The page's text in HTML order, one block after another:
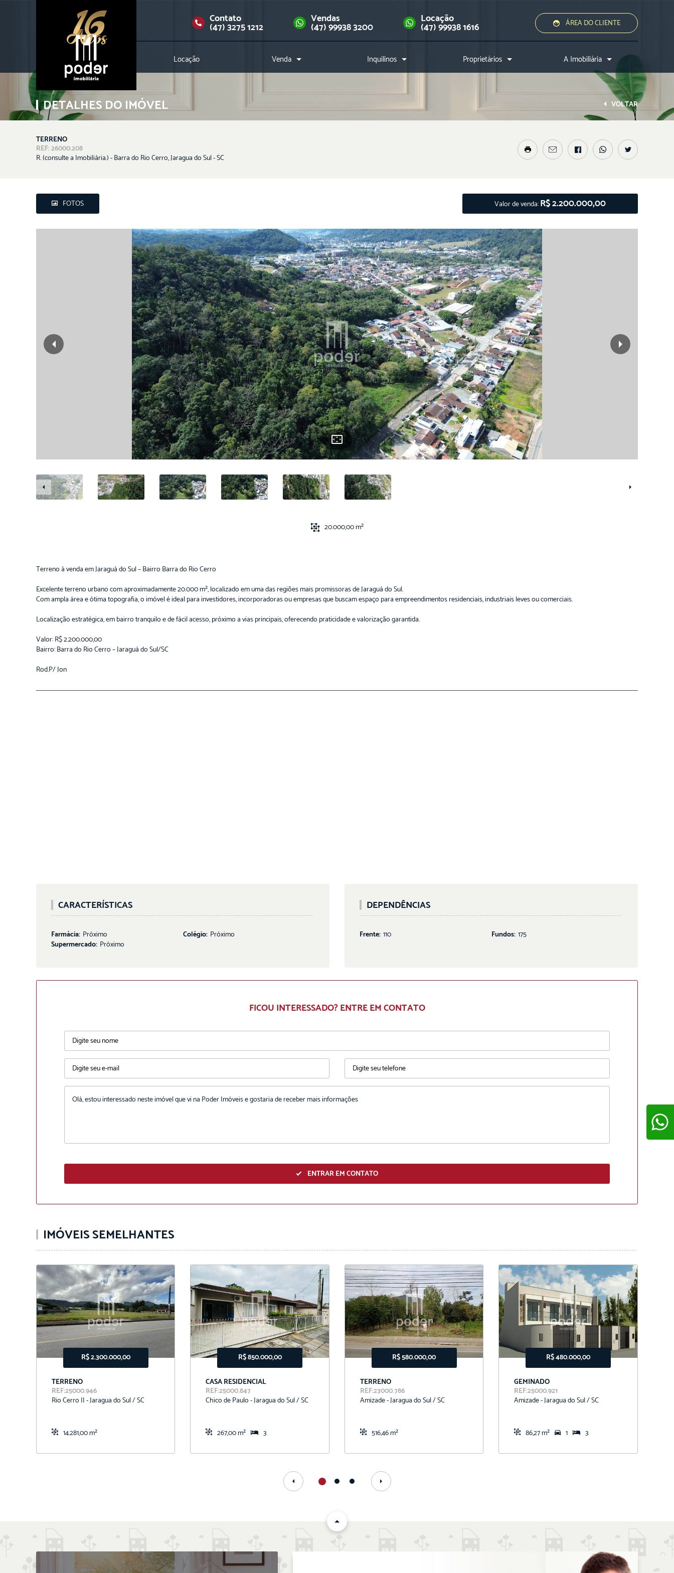
Contato
(47) 3275 1212
Vendas
(47) 99938 3200
Locação
(47) 99938 1616 ÁREA DO CLIENTE
Locação Venda Inquilinos
Downloads
Proprietários A Imobiliária
Nossos diferenciais
Nossos profissionais
DETALHES DO IMÓVEL VOLTAR
TERRENO
REF: 26000.208
R. (consulte a Imobiliária.) - Barra do Rio Cerro, Jaragua do Sul - SC
FOTOS Valor de venda:R$ 2.200.000,00
20.000,00 m²
Terreno à venda em Jaraguá do Sul – Bairro Barra do Rio Cerro
Excelente terreno urbano com aproximadamente 20.000 m², localizado em uma das regiões mais promissoras de Jaraguá do Sul.
Com ampla área e ótima topografia, o imóvel é ideal para investidores, incorporadoras ou empresas que buscam espaço para empreendimentos residenciais, industriais leves ou comerciais.
Localização estratégica, em bairro tranquilo e de fácil acesso, próximo a vias principais, oferecendo praticidade e valorização garantida.
Valor: R$ 2.200.000,00
Bairro: Barra do Rio Cerro – Jaraguá do Sul/SC
Rod.P/ Jon
CARACTERÍSTICAS
Farmácia: Próximo Colégio: Próximo
Supermercado: Próximo
DEPENDÊNCIAS
Frente: 110 Fundos: 175
FICOU INTERESSADO? ENTRE EM CONTATO
ENTRAR EM CONTATO
IMÓVEIS SEMELHANTES
R$ 2.300.000,00
TERRENO
REF:25000.946
Rio Cerro II - Jaragua do Sul / SC
14.281,00 m²
R$ 850.000,00
CASA RESIDENCIAL
REF:25000.847
Chico de Paulo - Jaragua do Sul / SC
267,00 m² 3
R$ 580.000,00
TERRENO
REF:23000.786
Amizade - Jaragua do Sul / SC
516,46 m²
R$ 480.000,00
GEMINADO
REF:25000.921
Amizade - Jaragua do Sul / SC
86,27 m² 1 3